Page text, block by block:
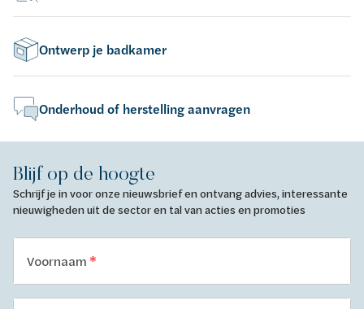
Ontwerp je badkamer
Onderhoud of herstelling aanvragen
Blijf op de hoogte
Schrijf je in voor onze nieuwsbrief en ontvang advies, interessante
nieuwigheden uit de sector en tal van acties en promoties
Voornaam